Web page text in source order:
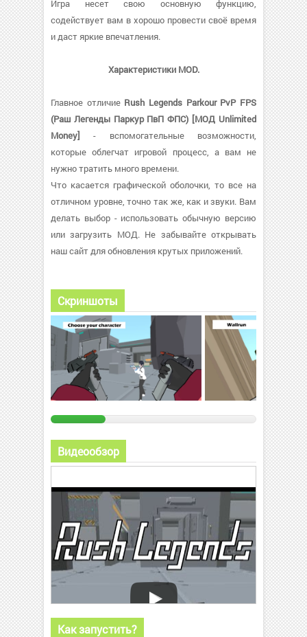
Игра несет свою основную функцию,
содействует вам в хорошо провести своё время
и даст яркие впечатления.
Характеристики MOD.
Главное отличие Rush Legends Parkour PvP FPS
(Раш Легенды Паркур ПвП ФПС) [МОД Unlimited
Money] - вспомогательные возможности,
которые облегчат игровой процесс, а вам не
нужно тратить много времени.
Что касается графической оболочки, то все на
отличном уровне, точно так же, как и звуки. Вам
делать выбор - использовать обычную версию
или загрузить МОД. Не забывайте открывать
наш сайт для обновления крутых приложений.
Скриншоты
Видеообзор
Как запустить?